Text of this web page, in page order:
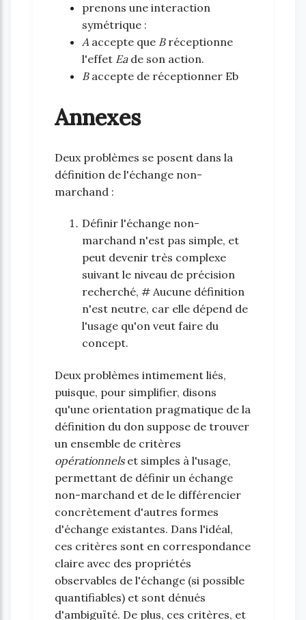
prenons une interaction
symétrique :
Aaccepte que Bréceptionne
l'effet Eade son action.
Baccepte de réceptionner Eb
Annexes
Deux problèmes se posent dans la
définition de l'échange non-
marchand :
Définir l'échange non-
marchand n'est pas simple, et
peut devenir très complexe
suivant le niveau de précision
recherché, # Aucune définition
n'est neutre, car elle dépend de
l'usage qu'on veut faire du
concept.
Deux problèmes intimement liés,
puisque, pour simplifier, disons
qu'une orientation pragmatique de la
définition du don suppose de trouver
un ensemble de critères
opérationnelset simples à l'usage,
permettant de définir un échange
non-marchand et de le différencier
concrètement d'autres formes
d'échange existantes. Dans l'idéal,
ces critères sont en correspondance
claire avec des propriétés
observables de l'échange (si possible
quantifiables) et sont dénués
d'ambiguïté. De plus, ces critères, et